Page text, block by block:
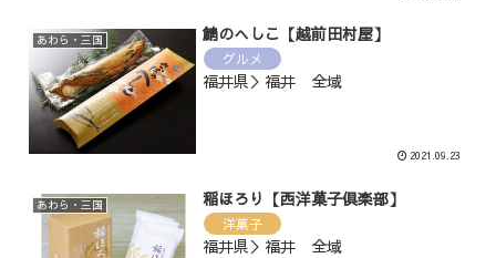
あわら・三国 鯖のへしこ【越前田村屋】
グルメ
福井県＞福井 全域
2021.09.23
あわら・三国 稲ほろり【西洋菓子倶楽部】
洋菓子
福井県＞福井 全域